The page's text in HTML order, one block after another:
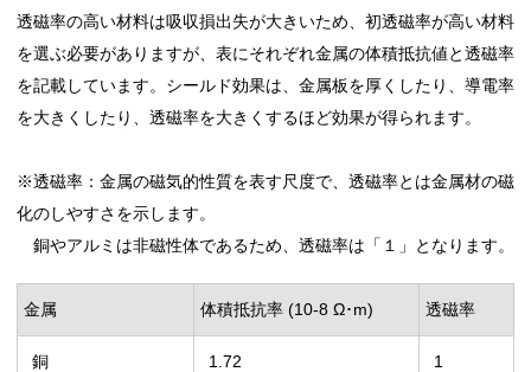
透磁率の高い材料は吸収損出失が大きいため、初透磁率が高い材料
を選ぶ必要がありますが、表にそれぞれ金属の体積抵抗値と透磁率
を記載しています。シールド効果は、金属板を厚くしたり、導電率
を大きくしたり、透磁率を大きくするほど効果が得られます。
※透磁率：金属の磁気的性質を表す尺度で、透磁率とは金属材の磁
化のしやすさを示します。
銅やアルミは非磁性体であるため、透磁率は「１」となります。
金属 体積抵抗率 (10-8 Ω･m) 透磁率
銅 1.72 1